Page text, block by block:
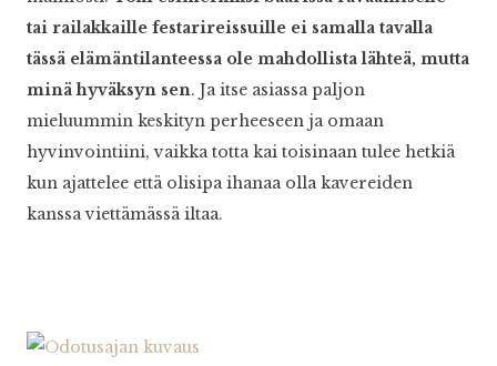
tai railakkaille festarireissuille ei samalla tavalla
tässä elämäntilanteessa ole mahdollista lähteä, mutta
minä hyväksyn sen. Ja itse asiassa paljon
mieluummin keskityn perheeseen ja omaan
hyvinvointiini, vaikka totta kai toisinaan tulee hetkiä
kun ajattelee että olisipa ihanaa olla kavereiden
kanssa viettämässä iltaa.